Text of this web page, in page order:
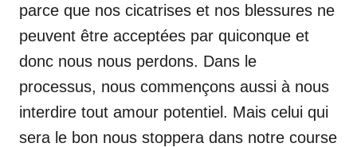
parce que nos cicatrises et nos blessures ne
peuvent être acceptées par quiconque et
donc nous nous perdons. Dans le
processus, nous commençons aussi à nous
interdire tout amour potentiel. Mais celui qui
sera le bon nous stoppera dans notre course